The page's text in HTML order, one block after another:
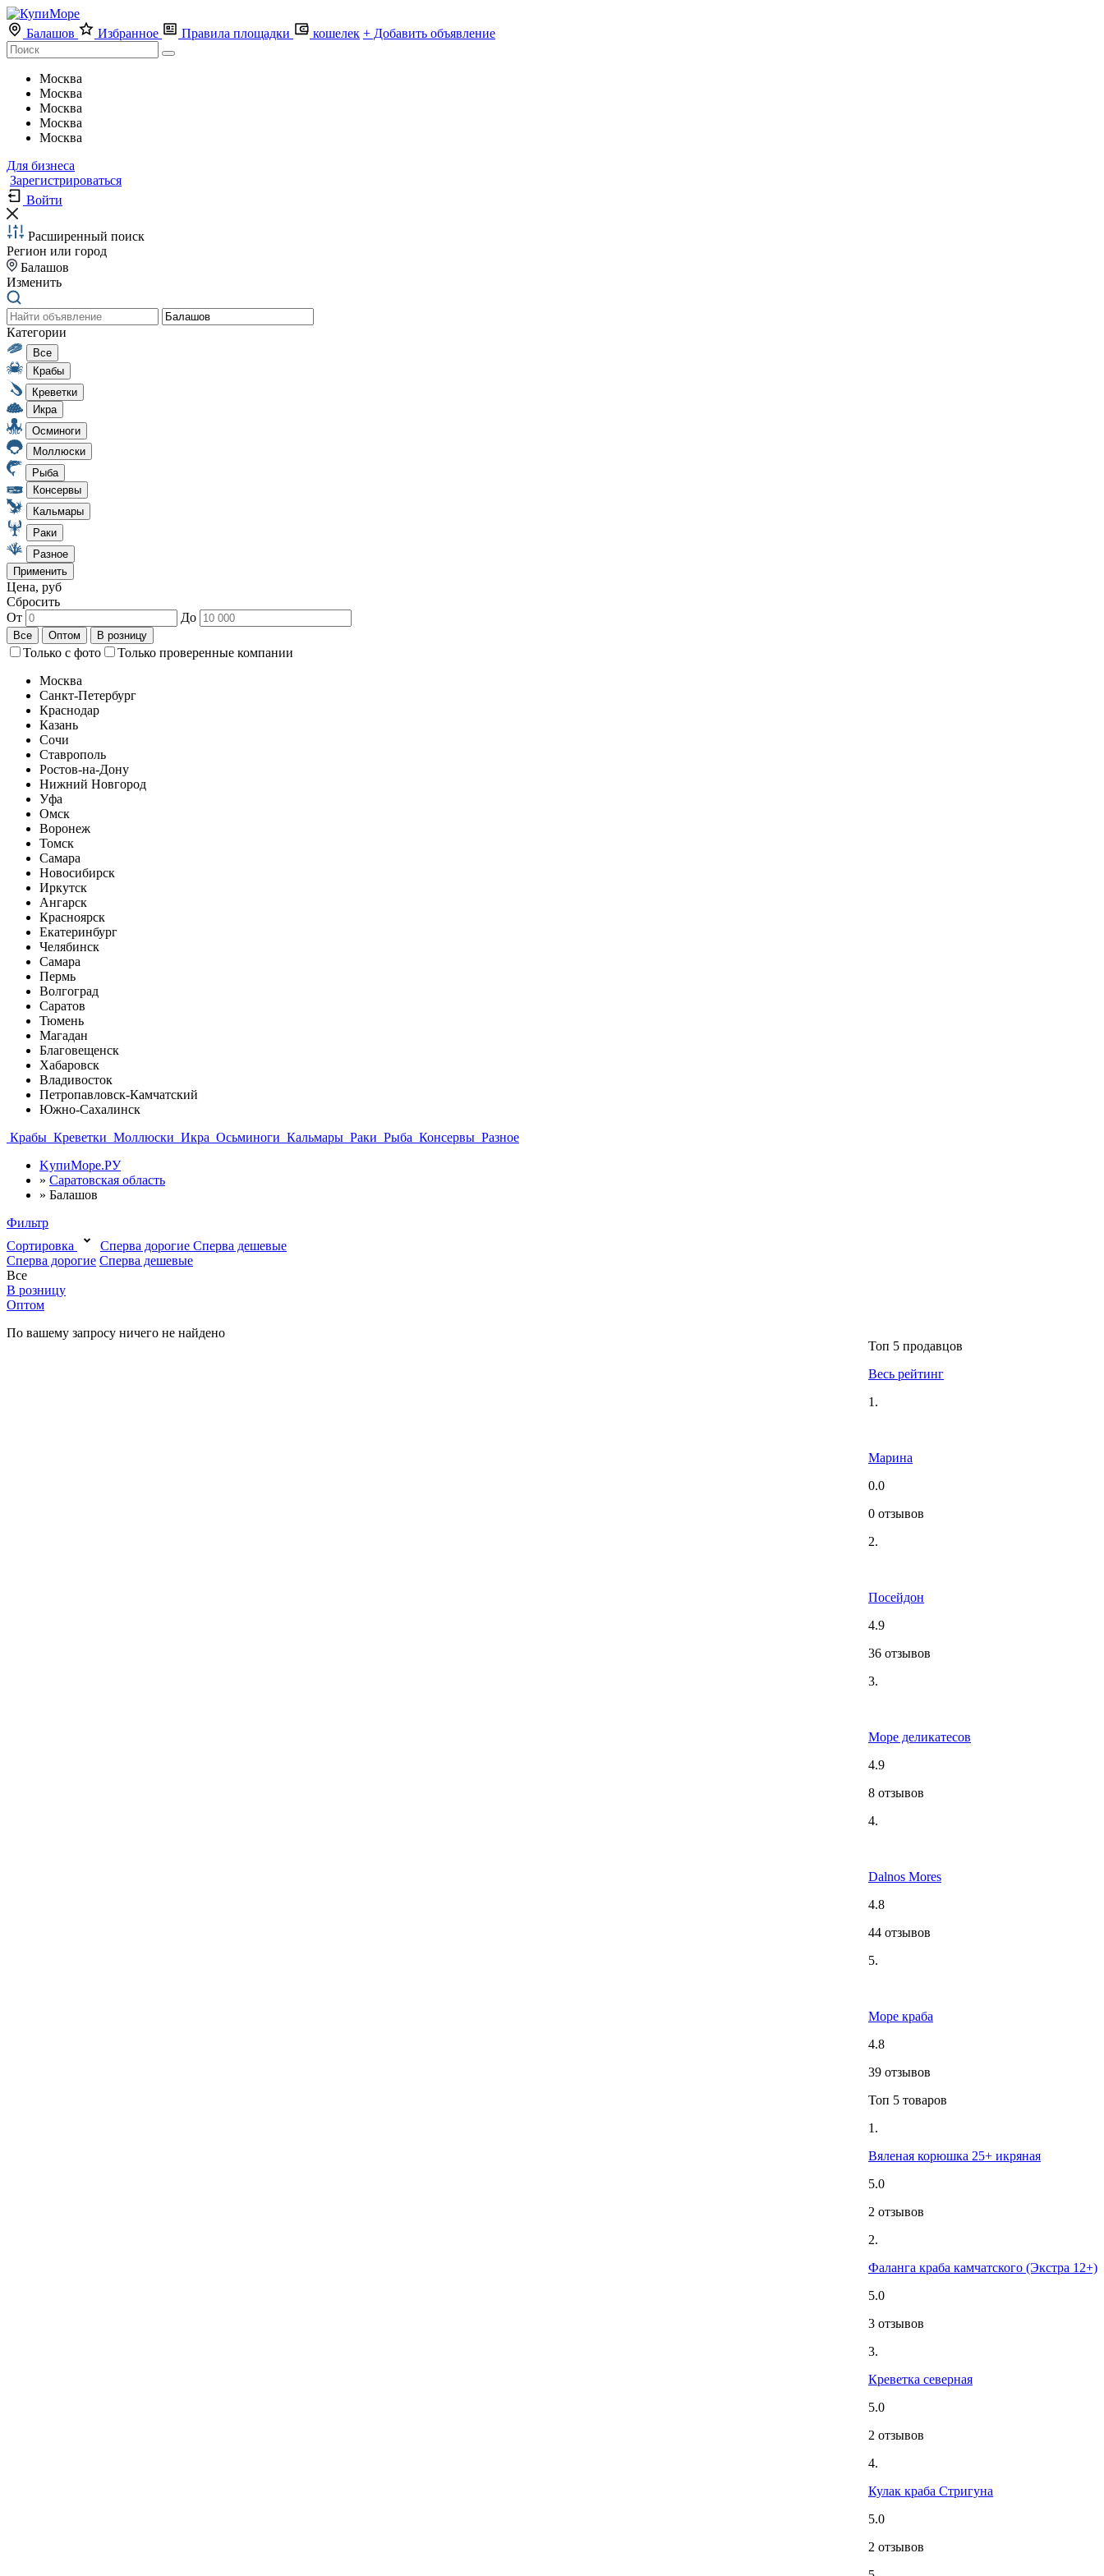
Балашов Избранное Правила площадки кошелек + Добавить объявление
Москва
Москва
Москва
Москва
Москва
Для бизнеса
Зарегистрироваться
Войти
Расширенный поиск
Регион или город
Балашов
Изменить
Категории
Цена, руб
Сбросить
От
До
Только с фото
Только проверенные компании
Москва
Санкт-Петербург
Краснодар
Казань
Сочи
Ставрополь
Ростов-на-Дону
Нижний Новгород
Уфа
Омск
Воронеж
Томск
Самара
Новосибирск
Иркутск
Ангарск
Красноярск
Екатеринбург
Челябинск
Самара
Пермь
Волгоград
Саратов
Тюмень
Магадан
Благовещенск
Хабаровск
Владивосток
Петропавловск-Камчатский
Южно-Сахалинск
Крабы Креветки Моллюски Икра Осьминоги Кальмары Раки Рыба Консервы Разное
KупиМоре.РУ
» Саратовская область
» Балашов
Фильтр
Сортировка
Сперва дорогие Сперва дешевые
Сперва дорогие Сперва дешевые
Все
В розницу
Оптом
Топ 5 продавцов
Весь рейтинг
1.
Марина
0.0
0 отзывов
2.
Посейдон
4.9
36 отзывов
3.
Море деликатесов
4.9
8 отзывов
4.
Dalnos Mores
4.8
44 отзывов
5.
Море краба
4.8
39 отзывов
Топ 5 товаров
1.
Вяленая корюшка 25+ икряная
5.0
2 отзывов
2.
Фаланга краба камчатского (Экстра 12+)
5.0
3 отзывов
3.
Креветка северная
5.0
2 отзывов
4.
Кулак краба Стригуна
5.0
2 отзывов
По вашему запросу ничего не найдено